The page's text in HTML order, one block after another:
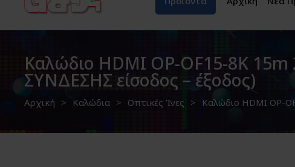
Καλώδιο HDMI OP-OF15-8K
ΣΥΝΔΕΣΗΣ είσοδος – έξοδος)
Αρχική Καλώδια Οπτικές Ίνες Καλώδιο HDMI OP-